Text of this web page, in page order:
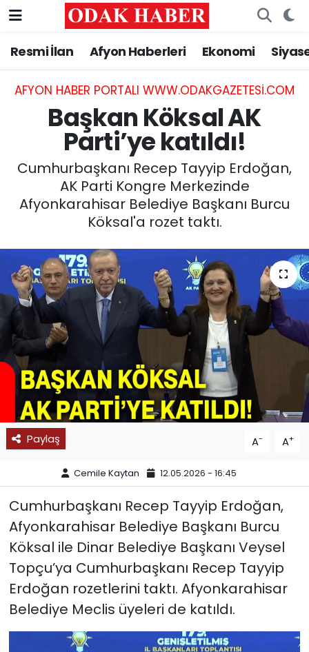
Resmi İlan Afyon Haberleri Ekonomi
AFYON HABER PORTALI WWW.ODAKGAZETESI.COM
Başkan Köksal AK
Parti’ye katıldı!
Cumhurbaşkanı Recep Tayyip Erdoğan,
AK Parti Kongre Merkezinde
Afyonkarahisar Belediye Başkanı Burcu
Köksal'a rozet taktı.
Paylaş A- A+
Cemile Kaytan 12.05.2026 - 16:45
Cumhurbaşkanı Recep Tayyip Erdoğan,
Afyonkarahisar Belediye Başkanı Burcu
Köksal ile Dinar Belediye Başkanı Veysel
Topçu’ya Cumhurbaşkanı Recep Tayyip
Erdoğan rozetlerini taktı. Afyonkarahisar
Belediye Meclis üyeleri de katıldı.
AFYONKARAHİSAR HABERLERİ
Resmi İlan
ASAYİŞ
SİYASET
MAGAZİN
SAĞLIK
SPOR
11:11 MANŞET
Nöbetçi Eczaneler
Hava Durumu
Trafik Durumu
Süper Lig Puan Durumu ve Fikstür
Tüm Manşetler
Son Dakika Haberleri
Haber Arşivi